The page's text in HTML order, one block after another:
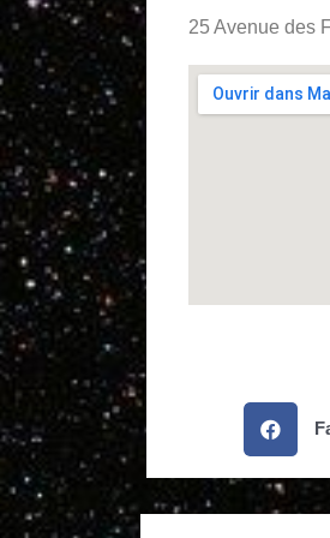
25 Avenue des